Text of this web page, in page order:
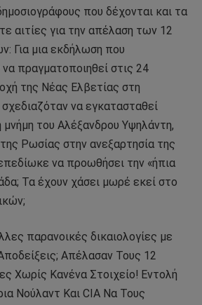
που δέχονται και τα
αιτίες για την απέλαση των 12
Για μια εκδήλωση που
πραγματοποιηθεί στις 24
της Νέας Ελβετίας στη
να εγκατασταθεί
του Αλέξανδρου Υψηλάντη,
Ρωσίας στην ανεξαρτησία της
να προωθήσει την «ήπια
Τα έχουν χάσει μωρέ εκεί στο
παρανοικές δικαιολογίες με
Απέλασαν Τους 12
Χωρίς Κανένα Στοιχείο! Εντολή
Νούλαντ Και CIA Να Τους